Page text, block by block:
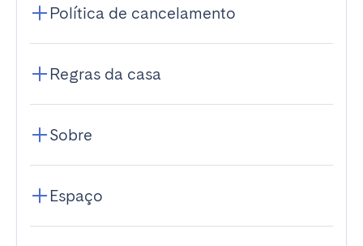
Política de cancelamento
Regras da casa
Sobre
Espaço